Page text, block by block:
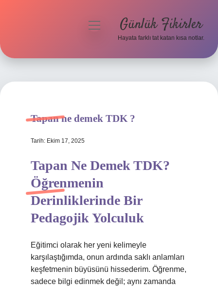
Hakkımızda
menüyü
Günlük Fikirler
Hayata farklı tat katan kısa notlar.
Tapan ne demek TDK ?
Tarih: Ekim 17, 2025
Tapan Ne Demek TDK?
Öğrenmenin
Derinliklerinde Bir
Pedagojik Yolculuk
Eğitimci olarak her yeni kelimeyle
karşılaştığımda, onun ardında saklı anlamları
keşfetmenin büyüsünü hissederim. Öğrenme,
sadece bilgi edinmek değil; aynı zamanda